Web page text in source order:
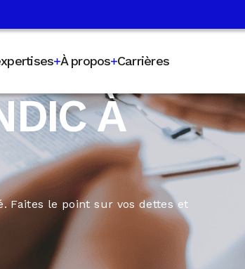
À propos Carrières
À
Faites le point sur vos dettes et